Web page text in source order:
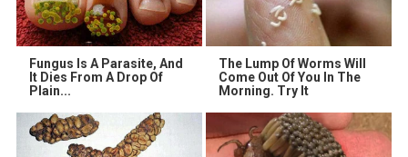
Fungus Is A Parasite, And
It Dies From A Drop Of
Plain...
The Lump Of Worms Will
Come Out Of You In The
Morning. Try It